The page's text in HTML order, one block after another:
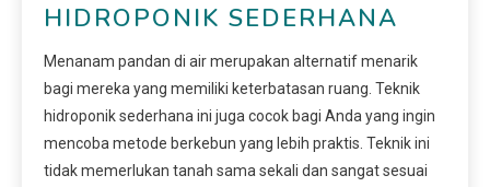
HIDROPONIK SEDERHANA
Menanam pandan di air merupakan alternatif menarik
bagi mereka yang memiliki keterbatasan ruang. Teknik
hidroponik sederhana ini juga cocok bagi Anda yang ingin
mencoba metode berkebun yang lebih praktis. Teknik ini
tidak memerlukan tanah sama sekali dan sangat sesuai